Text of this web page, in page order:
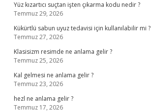
Yüz kızartıcı suçtan işten çıkarma kodu nedir ?
Temmuz 29, 2026
Kükürtlü sabun uyuz tedavisi için kullanılabilir mi ?
Temmuz 27, 2026
Klasisizm resimde ne anlama gelir ?
Temmuz 25, 2026
Kal gelmesi ne anlama gelir ?
Temmuz 23, 2026
hezl ne anlama gelir ?
Temmuz 17, 2026